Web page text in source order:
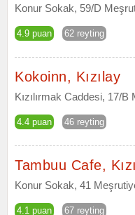
Konur Sokak, 59/D
4.9 puan 62 reyting
Kokoinn, Kızılay
Kızılırmak Caddesi, 17/
4.4 puan 46 reyting
Tambuu Cafe,
Konur Sokak, 41
4.1 puan 67 reyting